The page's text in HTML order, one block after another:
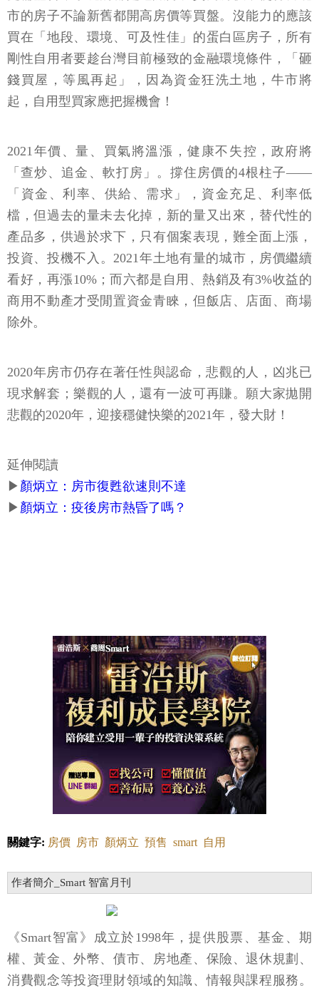
市的房子不論新舊都開高房價等買盤。沒能力的應該
買在「地段、環境、可及性佳」的蛋白區房子，所有
剛性自用者要趁台灣目前極致的金融環境條件，「砸
錢買屋，等風再起」，因為資金狂洗土地，牛市將
起，自用型買家應把握機會！
2021年價、量、買氣將溫漲，健康不失控，政府將
「查炒、追金、軟打房」。撐住房價的4根柱子——
「資金、利率、供給、需求」，資金充足、利率低
檔，但過去的量未去化掉，新的量又出來，替代性的
產品多，供過於求下，只有個案表現，難全面上漲，
投資、投機不入。2021年土地有量的城市，房價繼續
看好，再漲10%；而六都是自用、熱銷及有3%收益的
商用不動產才受閒置資金青睞，但飯店、店面、商場
除外。
2020年房市仍存在著任性與認命，悲觀的人，凶兆已
現求解套；樂觀的人，還有一波可再賺。願大家拋開
悲觀的2020年，迎接穩健快樂的2021年，發大財！
延伸閱讀
▶ 顏炳立：房市復甦欲速則不達
▶ 顏炳立：疫後房市熱昏了嗎？
關鍵字: 房價 房市 顏炳立 預售 smart 自用
作者簡介_Smart 智富月刊
《Smart智富》成立於1998年，提供股票、基金、期
權、黃金、外幣、債市、房地產、保險、退休規劃、
消費觀念等投資理財領域的知識、情報與課程服務。